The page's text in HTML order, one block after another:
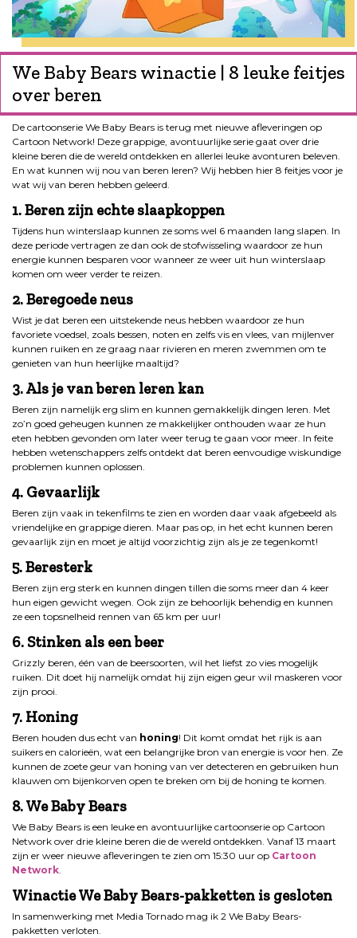
We Baby Bears winactie | 8 leuke feitjes
over beren
De cartoonserie We Baby Bears is terug met nieuwe afleveringen op
Cartoon Network! Deze grappige, avontuurlijke serie gaat over drie
kleine beren die de wereld ontdekken en allerlei leuke avonturen beleven.
En wat kunnen wij nou van beren leren? Wij hebben hier 8 feitjes voor je
wat wij van beren hebben geleerd.
1. Beren zijn echte slaapkoppen
Tijdens hun winterslaap kunnen ze soms wel 6 maanden lang slapen. In
deze periode vertragen ze dan ook de stofwisseling waardoor ze hun
energie kunnen besparen voor wanneer ze weer uit hun winterslaap
komen om weer verder te reizen.
2. Beregoede neus
Wist je dat beren een uitstekende neus hebben waardoor ze hun
favoriete voedsel, zoals bessen, noten en zelfs vis en vlees, van mijlenver
kunnen ruiken en ze graag naar rivieren en meren zwemmen om te
genieten van hun heerlijke maaltijd?
3. Als je van beren leren kan
Beren zijn namelijk erg slim en kunnen gemakkelijk dingen leren. Met
zo’n goed geheugen kunnen ze makkelijker onthouden waar ze hun
eten hebben gevonden om later weer terug te gaan voor meer. In feite
hebben wetenschappers zelfs ontdekt dat beren eenvoudige wiskundige
problemen kunnen oplossen.
4. Gevaarlijk
Beren zijn vaak in tekenfilms te zien en worden daar vaak afgebeeld als
vriendelijke en grappige dieren. Maar pas op, in het echt kunnen beren
gevaarlijk zijn en moet je altijd voorzichtig zijn als je ze tegenkomt!
5. Beresterk
Beren zijn erg sterk en kunnen dingen tillen die soms meer dan 4 keer
hun eigen gewicht wegen. Ook zijn ze behoorlijk behendig en kunnen
ze een topsnelheid rennen van 65 km per uur!
6. Stinken als een beer
Grizzly beren, één van de beersoorten, wil het liefst zo vies mogelijk
ruiken. Dit doet hij namelijk omdat hij zijn eigen geur wil maskeren voor
zijn prooi.
7. Honing
Beren houden dus echt van honing! Dit komt omdat het rijk is aan
suikers en calorieën, wat een belangrijke bron van energie is voor hen. Ze
kunnen de zoete geur van honing van ver detecteren en gebruiken hun
klauwen om bijenkorven open te breken om bij de honing te komen.
8. We Baby Bears
We Baby Bears is een leuke en avontuurlijke cartoonserie op Cartoon
Network over drie kleine beren die de wereld ontdekken. Vanaf 13 maart
zijn er weer nieuwe afleveringen te zien om 15:30 uur op Cartoon
Network.
Winactie We Baby Bears-pakketten is gesloten
In samenwerking met Media Tornado mag ik 2 We Baby Bears-
pakketten verloten.